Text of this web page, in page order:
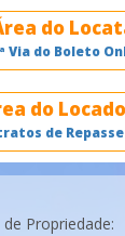
do
Via do Boleto
do
de
de Propriedade: